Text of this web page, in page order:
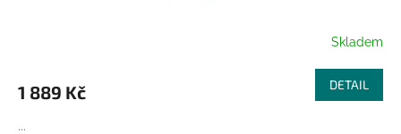
R
M
A
Skladem
1 889 Kč DETAIL
...